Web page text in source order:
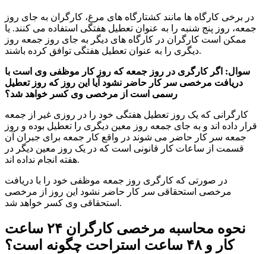
در برخی کارگاه ها مانند کشتارگاه های مرغ، کارگران به جای روز
جمعه، روز پنج شنبه را به عنوان تعطیل هفتگی استفاده می کنند. یا
ممکن است کارگران در کارگاه های دیگر به جای روز جمعه روز
دیگری را به عنوان تعطیل هفتگی توافق کرده باشند.
سوال: اگر کارگری در روز جمعه که روز کار موظفی وی است با
دریافت مرخصی سر کار حاضر نشود آیا این روز که روز تعطیل
رسمی است از مرخصی وی کسر خواهد شد؟
کارگرانی که یک روز تعطیل هفتگی خود را در روزی غیر از جمعه
قرار داده اند و به جای جمعه روز معین دیگری را تعطیل بوده و روز
جمعه سر کار حاضر می شوند در واقع کار جمعه برای جبران آن
قسمت از ساعات کار قانونی است که در یک روز معین دیگر در
هفته انجام نداده اند.
در صورتی که کارگری روز جمعه موظفی خود را با دریافت
مرخصی استحقاقی سر کار حاضر نشود این روز از مرخصی
استحقاقی وی کسر خواهد شد.
نحوه محاسبه مرخصی کارگران ۲۴ ساعت
کار و ۴۸ ساعت استراحت چگونه است؟